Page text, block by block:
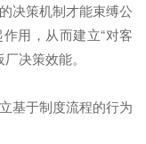
决策机制才能束缚公
用，从而建立“对客
决策效能。
基于制度流程的行为